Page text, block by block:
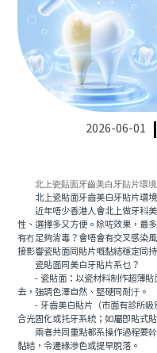
2026-06-01
北上瓷貼面牙齒美白牙貼片環
北上瓷貼面牙齒美白牙貼片環境
近年唔少香港人會北上做牙科美
性、選擇多又方便。除咗效果，最
有冇足夠消毒？會唔會有交叉感染
接影響瓷貼面同貼片嘅黏結穩定同
瓷貼面同美白牙貼片系乜？
- 瓷貼面：以瓷材料制作超薄貼
去，強調色澤自然、堅硬同耐汙。
- 牙齒美白貼片（市面有診所級
合光固化或托牙系統；如屬即貼式
兩者共同重點都系操作過程要幹
黏結，令邊緣滲色或提早脫落。